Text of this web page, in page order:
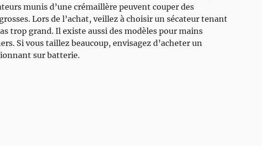
munis d’une crémaillère peuvent couper des
Lors de l’achat, veillez à choisir un sécateur tenant
trop grand. Il existe aussi des modèles pour mains
Si vous taillez beaucoup, envisagez d’acheter un
sur batterie.